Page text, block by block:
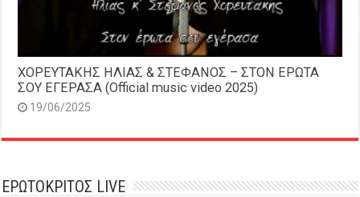
ΧΟΡΕΥΤΑΚΗΣ ΗΛΙΑΣ & ΣΤΕΦΑΝΟΣ – ΣΤΟΝ ΕΡΩΤΑ
ΣΟΥ ΕΓΕΡΑΣΑ (Official music video 2025)
19/06/2025
ΕΡΩΤΟΚΡΙΤΟΣ LIVE